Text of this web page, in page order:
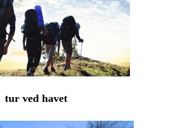
tur ved havet